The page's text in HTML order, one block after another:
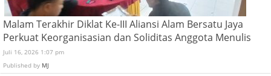
Malam Terakhir Diklat Ke-III Aliansi Alam Bersatu Jaya
Perkuat Keorganisasian dan Soliditas Anggota Menulis
Juli 16, 2026 1:07 pm
Published by MJ